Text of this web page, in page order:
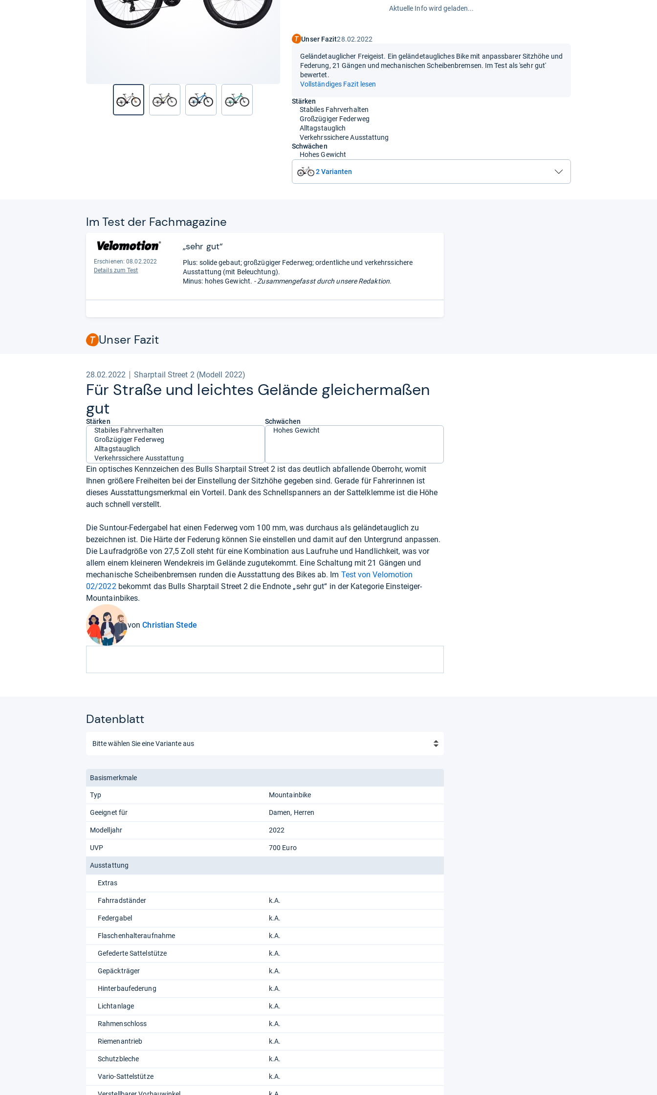
Aktuelle Info wird geladen...
Unser Fazit28.02.2022
Geländetauglicher Freigeist. Ein geländetaugliches Bike mit anpassbarer Sitzhöhe und
Federung, 21 Gängen und mechanischen Scheibenbremsen. Im Test als 'sehr gut'
bewertet.
Vollständiges Fazit lesen
Stärken
Stabiles Fahrverhalten
Großzügiger Federweg
Alltagstauglich
Verkehrssichere Ausstattung
Schwächen
Hohes Gewicht
2 Varianten
Im Test der Fach­ma­ga­zine
Erschienen: 08.02.2022
Details zum Test
„sehr gut“
Plus: solide gebaut; großzügiger Federweg; ordentliche und verkehrssichere
Ausstattung (mit Beleuchtung).
Minus: hohes Gewicht. - Zusammengefasst durch unsere Redaktion.
Unser Fazit
28.02.2022 Sharptail Street 2 (Modell 2022)
Für Straße und leich­tes Gelände glei­cher­ma­ßen
gut
Stärken
Stabiles Fahrverhalten
Großzügiger Federweg
Alltagstauglich
Verkehrssichere Ausstattung
Schwächen
Hohes Gewicht
Ein optisches Kennzeichen des Bulls Sharptail Street 2 ist das deutlich abfallende Oberrohr, womit
Ihnen größere Freiheiten bei der Einstellung der Sitzhöhe gegeben sind. Gerade für Fahrerinnen ist
dieses Ausstattungsmerkmal ein Vorteil. Dank des Schnellspanners an der Sattelklemme ist die Höhe
auch schnell verstellt.
Die Suntour-Federgabel hat einen Federweg vom 100 mm, was durchaus als geländetauglich zu
bezeichnen ist. Die Härte der Federung können Sie einstellen und damit auf den Untergrund anpassen.
Die Laufradgröße von 27,5 Zoll steht für eine Kombination aus Laufruhe und Handlichkeit, was vor
allem einem kleineren Wendekreis im Gelände zugutekommt. Eine Schaltung mit 21 Gängen und
mechanische Scheibenbremsen runden die Ausstattung des Bikes ab. Im Test von Velomotion
02/2022bekommt das Bulls Sharptail Street 2 die Endnote „sehr gut“ in der Kategorie Einsteiger-
Mountainbikes.
vonChristian Stede
Datenblatt
Basismerkmale
Typ Mountainbike
Geeignet für Damen Herren
Modelljahr 2022
UVP 700 Euro
Ausstattung
Extras
Fahrradständer k.A.
Federgabel k.A.
Flaschenhalteraufnahme k.A.
Gefederte Sattelstütze k.A.
Gepäckträger k.A.
Hinterbaufederung k.A.
Lichtanlage k.A.
Rahmenschloss k.A.
Riemenantrieb k.A.
Schutzbleche k.A.
Vario-Sattelstütze k.A.